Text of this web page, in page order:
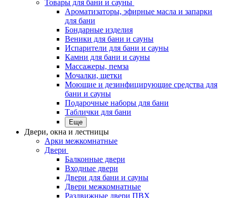
Товары для бани и сауны
Ароматизаторы, эфирные масла и запарки
для бани
Бондарные изделия
Веники для бани и сауны
Испарители для бани и сауны
Камни для бани и сауны
Массажеры, пемза
Мочалки, щетки
Моющие и дезинфицирующие средства для
бани и сауны
Подарочные наборы для бани
Таблички для бани
Еще
Двери, окна и лестницы
Арки межкомнатные
Двери
Балконные двери
Входные двери
Двери для бани и сауны
Двери межкомнатные
Раздвижные двери ПВХ